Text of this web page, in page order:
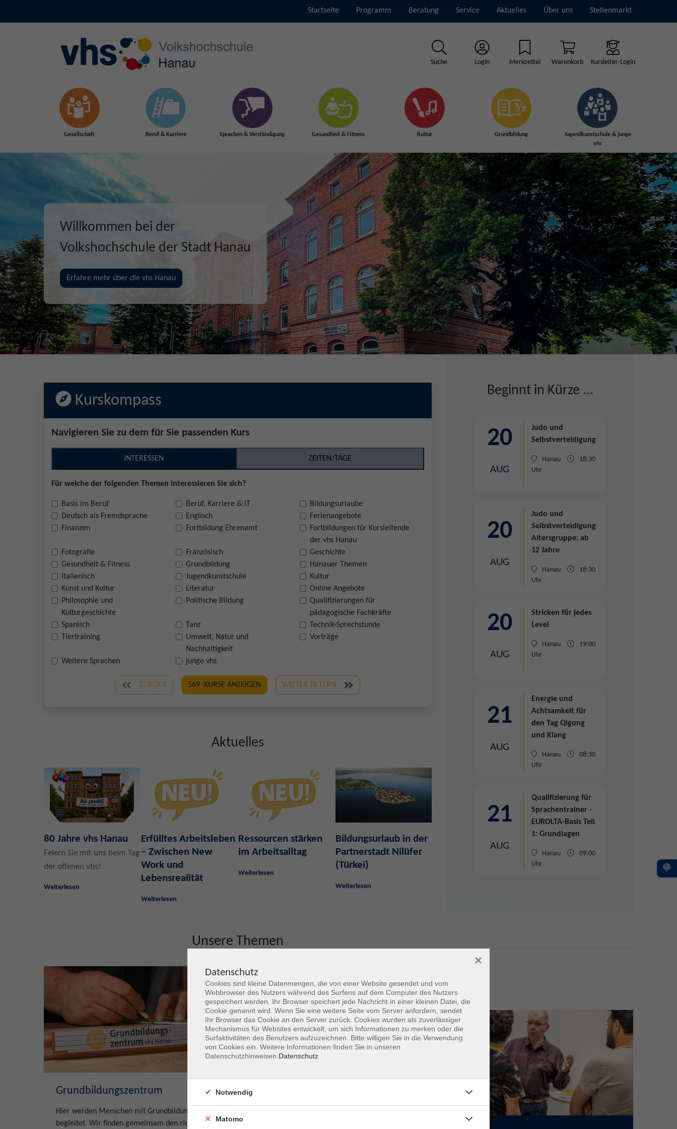
Startseite Programm Beratung Service Aktuelles Über uns Stellenmarkt
Suche Login Merkzettel Warenkorb Kursleiter-Login
Gesellschaft Beruf & Karriere Sprachen & Verständigung Gesundheit & Fitness Kultur Grundbildung
Jugendkunstschule & junge
vhs
Gemeinsam Zukunft entdecken,
erschaffen, erleben
Kurskompass
Navigieren Sie zu dem für Sie passenden Kurs
INTERESSEN ZEITEN/TAGE
Für welche der folgenden Themen interessieren Sie sich?
Basis im Beruf Beruf, Karriere & IT
Bildungsurlaube
Deutsch als Fremdsprache
Englisch
Ferienangebote
Finanzen
Fortbildung Ehrenamt
Fortbildungen für Kursleitende
der vhs Hanau
Fotografie
Französisch
Geschichte
Gesundheit & Fitness
Grundbildung
Hanauer Themen
Italienisch
Jugendkunstschule
Kultur
Kunst und Kultur
Literatur
Online Angebote
Philosophie und
Kulturgeschichte
Politische Bildung
Qualifizierungen für
pädagogische Fachkräfte
Spanisch
Tanz
Technik-Sprechstunde
Tiertraining
Umwelt, Natur und
Nachhaltigkeit
Vorträge
Weitere Sprachen junge vhs
ZURÜCK 569 KURSE ANZEIGEN WEITER FILTERN
Aktuelles
80 Jahre vhs Hanau
Feiern Sie mit uns beim Tag
der offenen vhs!
Weiterlesen
Erfülltes Arbeitsleben
– Zwischen New
Work und
Lebensrealität
Weiterlesen
Ressourcen stärken
im Arbeitsalltag
Weiterlesen
Bildungsurlaub in der
Partnerstadt Nilüfer
(Türkei)
Weiterlesen
Unsere Themen
Grundbildungszentrum
Hier werden Menschen mit Grundbildungsbedarf
begleitet. Wir finden gemeinsam den richtigen
Beginnt in Kürze ...
20
AUG
Judo und
Selbstverteidigung
Hanau
18:30
Uhr
20
AUG
Judo und
Selbstverteidigung
Altersgruppe: ab
12 Jahre
Hanau
18:30
Uhr
20
AUG
Stricken für jedes
Level
Hanau
19:00
Uhr
21
AUG
Energie und
Achtsamkeit für
den Tag Qigong
und Klang
Hanau
08:30
Uhr
21
AUG
Qualifizierung für
Sprachentrainer -
EUROLTA-Basis Teil
1: Grundlagen
Hanau
09:00
Uhr
Service
Datenschutz
Cookies sind kleine Datenmengen, die von einer Website gesendet und vom
Webbrowser des Nutzers während des Surfens auf dem Computer des Nutzers
gespeichert werden. Ihr Browser speichert jede Nachricht in einer kleinen Datei, die
Cookie genannt wird. Wenn Sie eine weitere Seite vom Server anfordern, sendet
Ihr Browser das Cookie an den Server zurück. Cookies wurden als zuverlässiger
Mechanismus für Websites entwickelt, um sich Informationen zu merken oder die
Surfaktivitäten des Benutzers aufzuzeichnen. Bitte willigen Sie in die Verwendung
von Cookies ein. Weitere Informationen finden Sie in unseren
Datenschutzhinweisen. Datenschutz
×
Notwendig
Matomo